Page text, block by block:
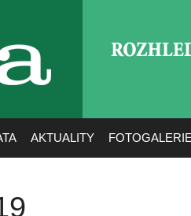
AKTUALITY